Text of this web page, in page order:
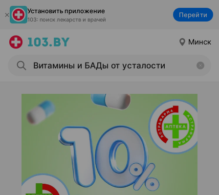
Установить приложение
103: поиск лекарств и врачей
Перейти
Минск